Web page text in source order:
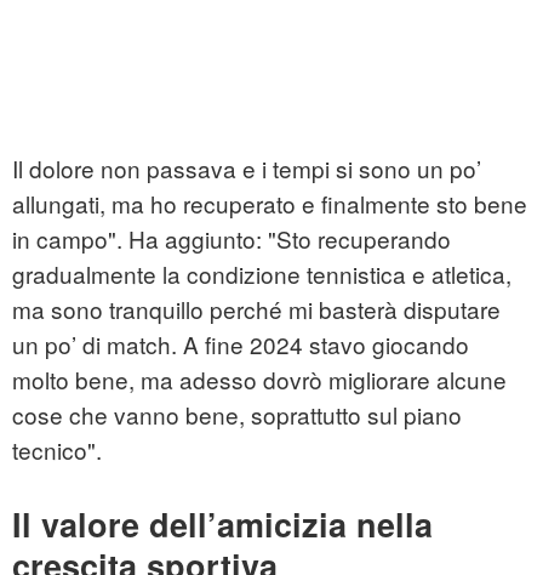
Il dolore non passava e i tempi si sono un po’
allungati, ma ho recuperato e finalmente sto bene
in campo". Ha aggiunto: "Sto recuperando
gradualmente la condizione tennistica e atletica,
ma sono tranquillo perché mi basterà disputare
un po’ di match. A fine 2024 stavo giocando
molto bene, ma adesso dovrò migliorare alcune
cose che vanno bene, soprattutto sul piano
tecnico".
Il valore dell’amicizia nella
crescita sportiva